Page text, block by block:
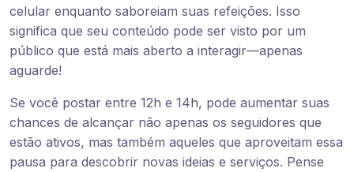
celular enquanto saboreiam suas refeições. Isso
significa que seu conteúdo pode ser visto por um
público que está mais aberto a interagir—apenas
aguarde!
Se você postar entre 12h e 14h, pode aumentar suas
chances de alcançar não apenas os seguidores que
estão ativos, mas também aqueles que aproveitam essa
pausa para descobrir novas ideias e serviços. Pense